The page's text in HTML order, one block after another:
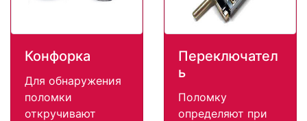
Конфорка
Для обнаружения
поломки
откручивают
Переключател
ь
Поломку
определяют при